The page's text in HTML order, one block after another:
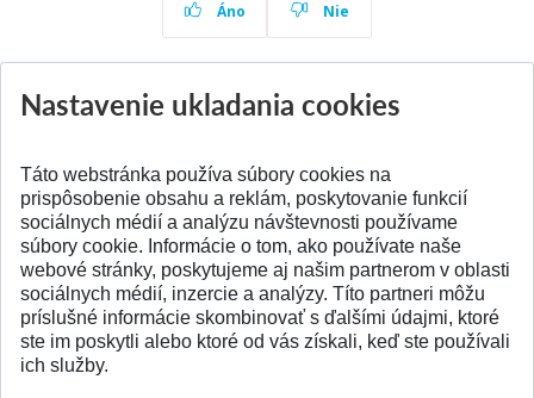
Áno Nie
SPÄŤ NA VRCH
Nastavenie ukladania cookies
Táto webstránka používa súbory cookies na
prispôsobenie obsahu a reklám, poskytovanie funkcií
sociálnych médií a analýzu návštevnosti používame
súbory cookie. Informácie o tom, ako používate naše
webové stránky, poskytujeme aj našim partnerom v oblasti
sociálnych médií, inzercie a analýzy. Títo partneri môžu
príslušné informácie skombinovať s ďalšími údajmi, ktoré
ste im poskytli alebo ktoré od vás získali, keď ste používali
ich služby.